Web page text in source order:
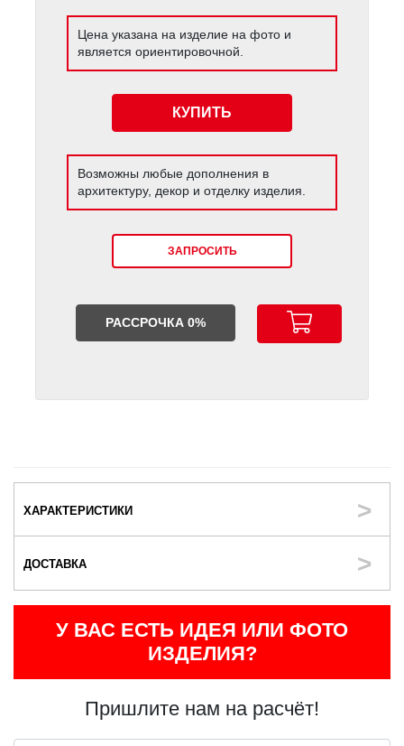
Цена указана на изделие на фото и
является ориентировочной.
КУПИТЬ
Возможны любые дополнения в
архитектуру, декор и отделку изделия.
ЗАПРОСИТЬ
РАССРОЧКА 0%
ХАРАКТЕРИСТИКИ
ДОСТАВКА
У ВАС ЕСТЬ ИДЕЯ ИЛИ ФОТО
ИЗДЕЛИЯ?
Пришлите нам на расчёт!